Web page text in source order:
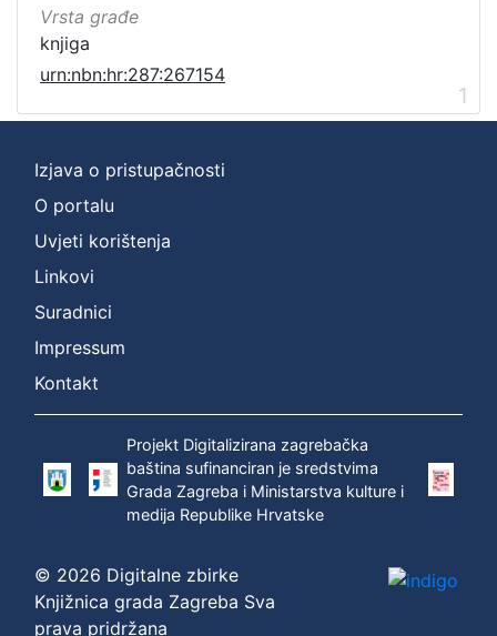
Vrsta građe
knjiga
urn:nbn:hr:287:267154
1
Izjava o pristupačnosti
O portalu
Uvjeti korištenja
Linkovi
Suradnici
Impressum
Kontakt
Projekt Digitalizirana zagrebačka
baština sufinanciran je sredstvima
Grada Zagreba i Ministarstva kulture i
medija Republike Hrvatske
© 2026 Digitalne zbirke
Knjižnica grada Zagreba Sva
prava pridržana